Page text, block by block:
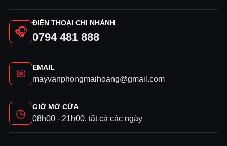
🎧
ĐIỆN THOẠI CHI NHÁNH
0794 481 888
✉ EMAIL
mayvanphongmaihoang@gmail.com
◷ GIỜ MỞ CỬA
08h00 - 21h00, tất cả các ngày